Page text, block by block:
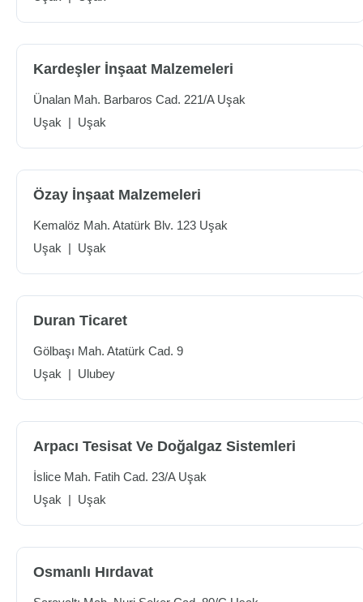
Kardeşler İnşaat Malzemeleri
Ünalan Mah. Barbaros Cad. 221/A Uşak
Uşak | Uşak
Özay İnşaat Malzemeleri
Kemalöz Mah. Atatürk Blv. 123 Uşak
Uşak | Uşak
Duran Ticaret
Gölbaşı Mah. Atatürk Cad. 9
Uşak | Ulubey
Arpacı Tesisat Ve Doğalgaz Sistemleri
İslice Mah. Fatih Cad. 23/A Uşak
Uşak | Uşak
Osmanlı Hırdavat